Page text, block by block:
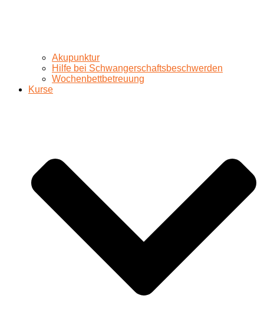
Akupunktur
Hilfe bei Schwangerschaftsbeschwerden
Wochenbettbetreuung
Kurse